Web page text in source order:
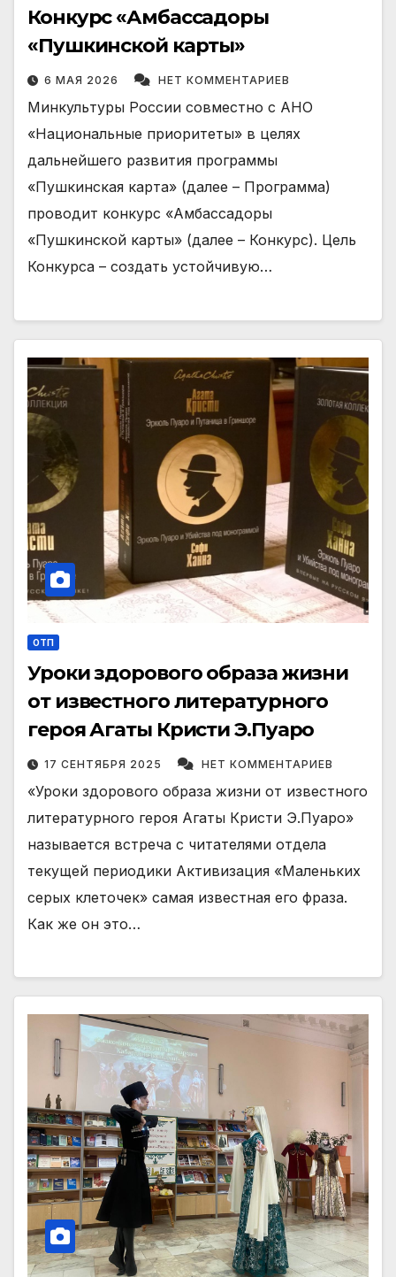
Конкурс «Амбассадоры
«Пушкинской карты»
6 МАЯ 2026 НЕТ КОММЕНТАРИЕВ
Минкультуры России совместно с АНО
«Национальные приоритеты» в целях
дальнейшего развития программы
«Пушкинская карта» (далее – Программа)
проводит конкурс «Амбассадоры
«Пушкинской карты» (далее – Конкурс). Цель
Конкурса – создать устойчивую…
ОТП
Уроки здорового образа жизни
от известного литературного
героя Агаты Кристи Э.Пуаро
17 СЕНТЯБРЯ 2025 НЕТ КОММЕНТАРИЕВ
«Уроки здорового образа жизни от известного
литературного героя Агаты Кристи Э.Пуаро»
называется встреча с читателями отдела
текущей периодики Активизация «Маленьких
серых клеточек» самая известная его фраза.
Как же он это…